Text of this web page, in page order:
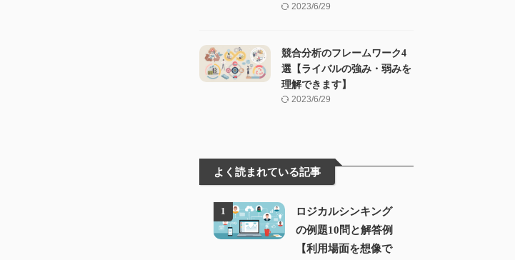
2023/6/29
競合分析のフレームワーク4
選【ライバルの強み・弱みを
理解できます】
2023/6/29
よく読まれている記事
1
ロジカルシンキング
の例題10問と解答例
【利用場面を想像で